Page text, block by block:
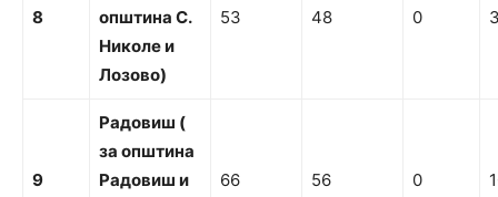
8
општина С.
Николе и
Лозово)
53 48 0
9
Радовиш (
за општина
Радовиш и
66 56 0